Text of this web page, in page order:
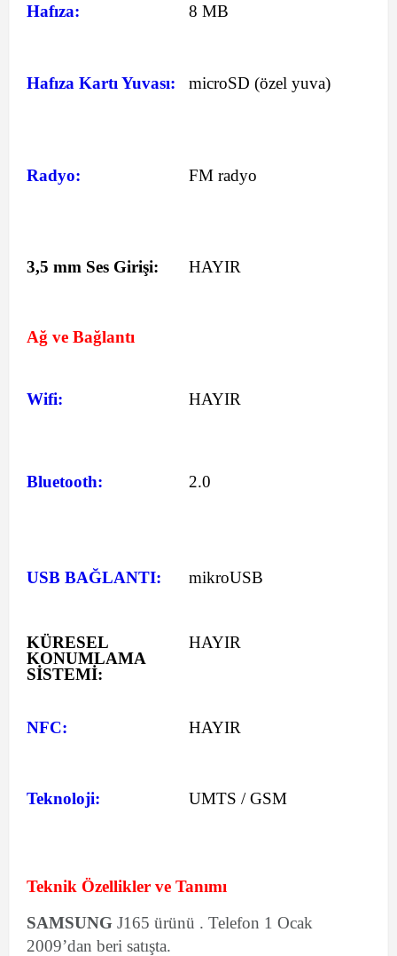
Hafıza: 8 MB
Hafıza Kartı Yuvası: microSD (özel yuva)
Radyo: FM radyo
3,5 mm Ses Girişi: HAYIR
Ağ ve Bağlantı
Wifi: HAYIR
Bluetooth: 2.0
USB BAĞLANTI: mikroUSB
KÜRESEL
KONUMLAMA
SİSTEMİ:
HAYIR
NFC: HAYIR
Teknoloji: UMTS / GSM
Teknik Özellikler ve Tanımı
SAMSUNG J165 ürünü . Telefon 1 Ocak
2009’dan beri satışta.